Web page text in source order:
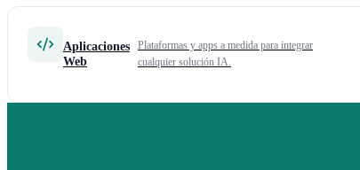
Aplicaciones
Web
Plataformas y apps a medida para integrar
cualquier solución IA.